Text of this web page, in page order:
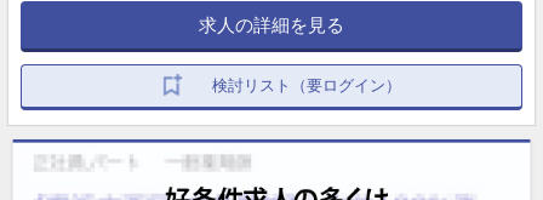
求人の詳細を見る
検討リスト（要ログイン）